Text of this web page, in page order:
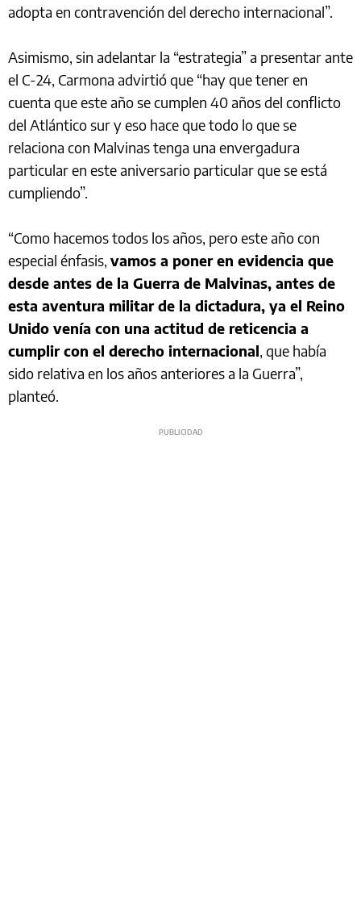
adopta en contravención del derecho internacional”.
Asimismo, sin adelantar la “estrategia” a presentar ante
el C-24, Carmona advirtió que “hay que tener en
cuenta que este año se cumplen 40 años del conflicto
del Atlántico sur y eso hace que todo lo que se
relaciona con Malvinas tenga una envergadura
particular en este aniversario particular que se está
cumpliendo”.
“Como hacemos todos los años, pero este año con
especial énfasis, vamos a poner en evidencia que
desde antes de la Guerra de Malvinas, antes de
esta aventura militar de la dictadura, ya el Reino
Unido venía con una actitud de reticencia a
cumplir con el derecho internacional, que había
sido relativa en los años anteriores a la Guerra”,
planteó.